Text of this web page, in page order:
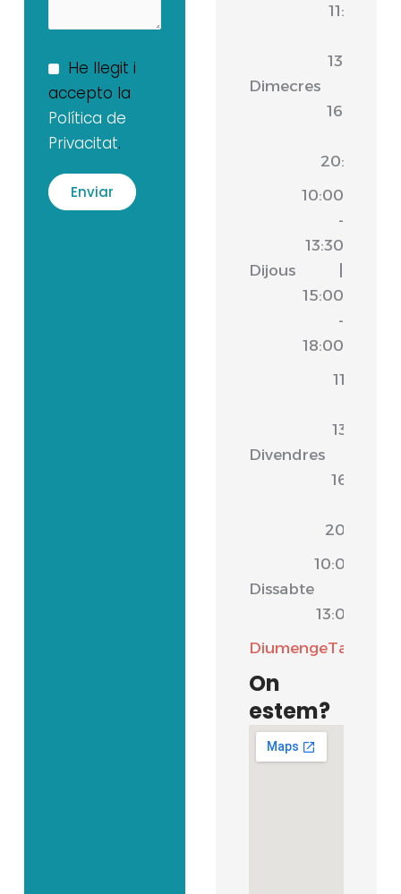
He llegit i
accepto la
Política de
Privacitat.
Dimecres
11:00
13:30
16:30
20:00
Dijous
10:00
-
13:30
15:00
-
18:00
Divendres
11:00
13:30
16:30
20:00
Dissabte
10:00
13:00
DiumengeTancat
On
estem?